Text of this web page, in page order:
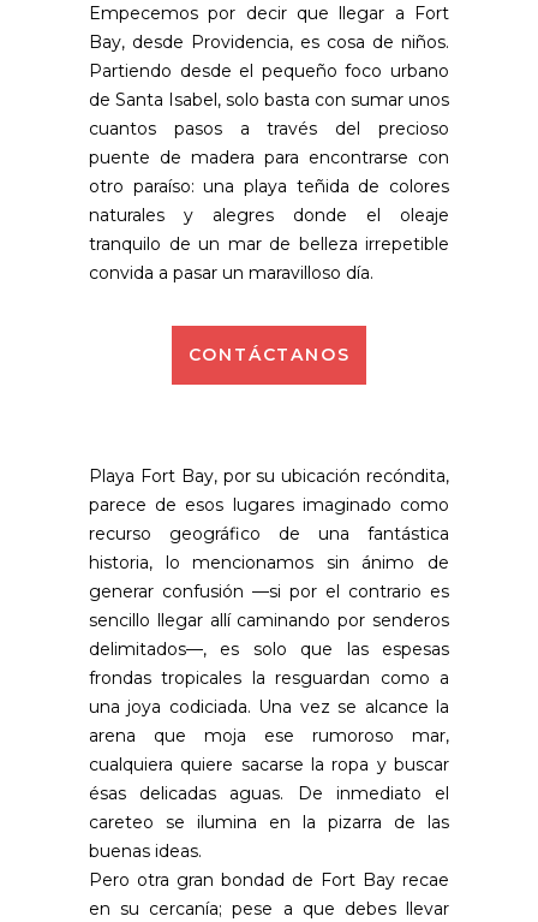
Empecemos por decir que llegar a Fort
Bay, desde Providencia, es cosa de niños.
Partiendo desde el pequeño foco urbano
de Santa Isabel, solo basta con sumar unos
cuantos pasos a través del precioso
puente de madera para encontrarse con
otro paraíso: una playa teñida de colores
naturales y alegres donde el oleaje
tranquilo de un mar de belleza irrepetible
convida a pasar un maravilloso día.
CONTÁCTANOS
Playa Fort Bay, por su ubicación recóndita,
parece de esos lugares imaginado como
recurso geográfico de una fantástica
historia, lo mencionamos sin ánimo de
generar confusión —si por el contrario es
sencillo llegar allí caminando por senderos
delimitados—, es solo que las espesas
frondas tropicales la resguardan como a
una joya codiciada. Una vez se alcance la
arena que moja ese rumoroso mar,
cualquiera quiere sacarse la ropa y buscar
ésas delicadas aguas. De inmediato el
careteo se ilumina en la pizarra de las
buenas ideas.
Pero otra gran bondad de Fort Bay recae
en su cercanía; pese a que debes llevar